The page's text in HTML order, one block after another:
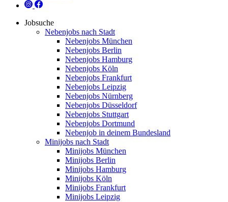
Jobsuche
Nebenjobs nach Stadt
Nebenjobs München
Nebenjobs Berlin
Nebenjobs Hamburg
Nebenjobs Köln
Nebenjobs Frankfurt
Nebenjobs Leipzig
Nebenjobs Nürnberg
Nebenjobs Düsseldorf
Nebenjobs Stuttgart
Nebenjobs Dortmund
Nebenjob in deinem Bundesland
Minijobs nach Stadt
Minijobs München
Minijobs Berlin
Minijobs Hamburg
Minijobs Köln
Minijobs Frankfurt
Minijobs Leipzig